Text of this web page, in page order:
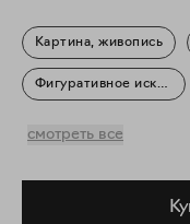
Картина, живопись
Фигуративное
смотреть все